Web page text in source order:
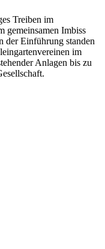
Treiben im
gemeinsamen Imbiss
der Einführung standen
im
Anlagen bis zu